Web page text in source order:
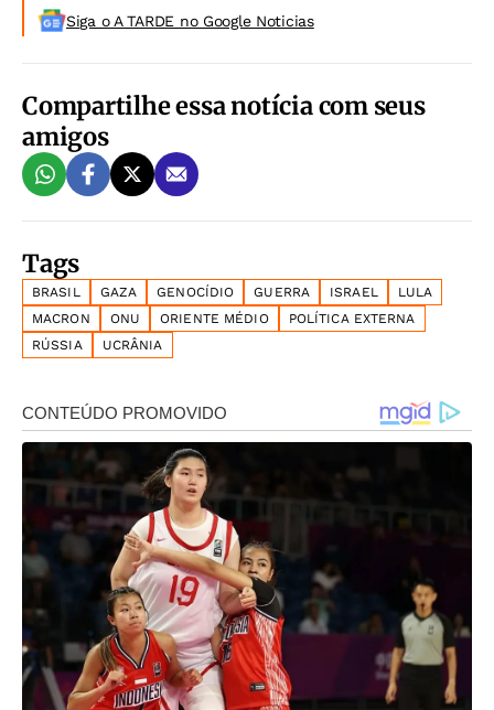
Siga o A TARDE no Google Noticias
Compartilhe essa notícia com seus
amigos
Tags
BRASIL GAZA GENOCÍDIO GUERRA ISRAEL
LULA
MACRON
ONU ORIENTE MÉDIO
POLÍTICA EXTERNA
RÚSSIA
UCRÂNIA